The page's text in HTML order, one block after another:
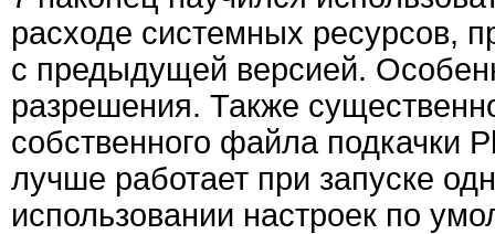
расходе системных ресурсов,
с предыдущей версией.
разрешения. Также
собственного файла подкачки
лучше работает при запуске
использовании настроек по